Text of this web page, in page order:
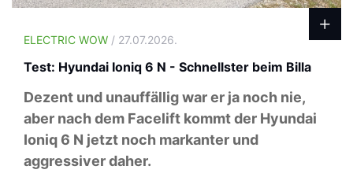
ELECTRIC WOW / 27.07.2026.
Test: Hyundai Ioniq 6 N - Schnellster beim Billa
Dezent und unauffällig war er ja noch nie,
aber nach dem Facelift kommt der Hyundai
Ioniq 6 N jetzt noch markanter und
aggressiver daher.